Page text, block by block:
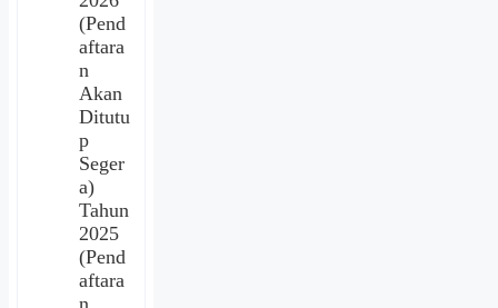
(Pend
aftara
n
Akan
Ditutu
p
Seger
a)
Tahun
2025
(Pend
aftara